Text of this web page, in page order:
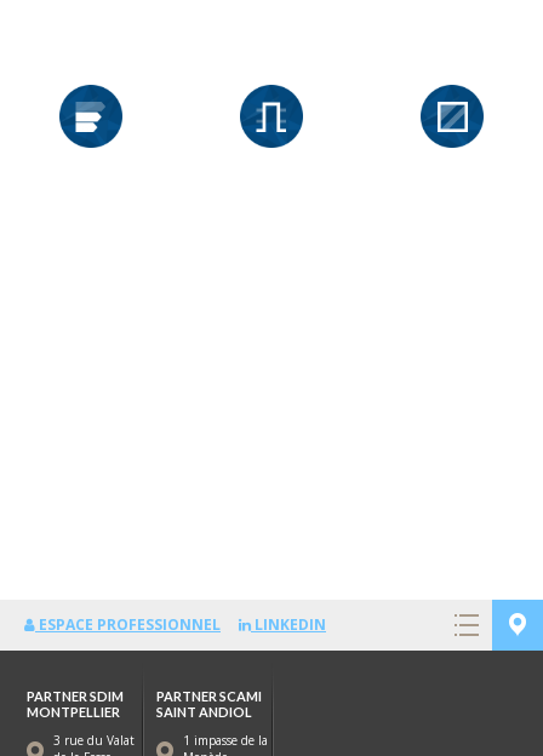
ESPACE PROFESSIONNEL LINKEDIN
PARTNER SDIM
MONTPELLIER
3 rue du Valat
PARTNER SCAMI
SAINT ANDIOL
1 impasse de la